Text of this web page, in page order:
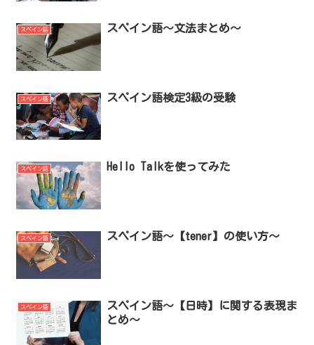
スペイン語 スペイン語～文法まとめ～
スペイン語 スペイン語検定3級の受験
スペイン語 Hello Talkを使ってみた
スペイン語 スペイン語～【tener】の使い方～
スペイン語
スペイン語～【日時】に関する表現ま
とめ～